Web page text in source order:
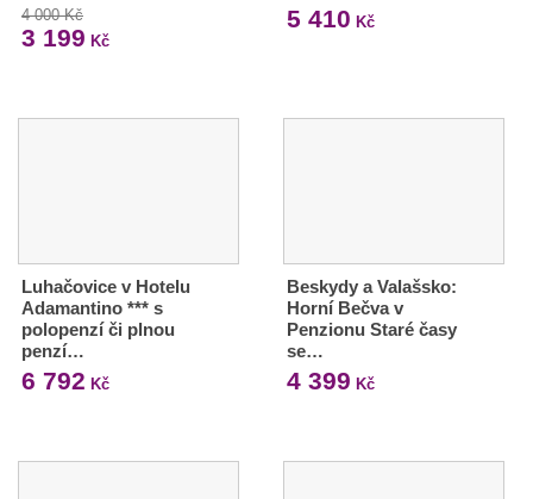
4 000 Kč
3 199 Kč
5 410 Kč
Luhačovice v Hotelu
Adamantino *** s
polopenzí či plnou
penzí…
6 792 Kč
Beskydy a Valašsko:
Horní Bečva v
Penzionu Staré časy
se…
4 399 Kč